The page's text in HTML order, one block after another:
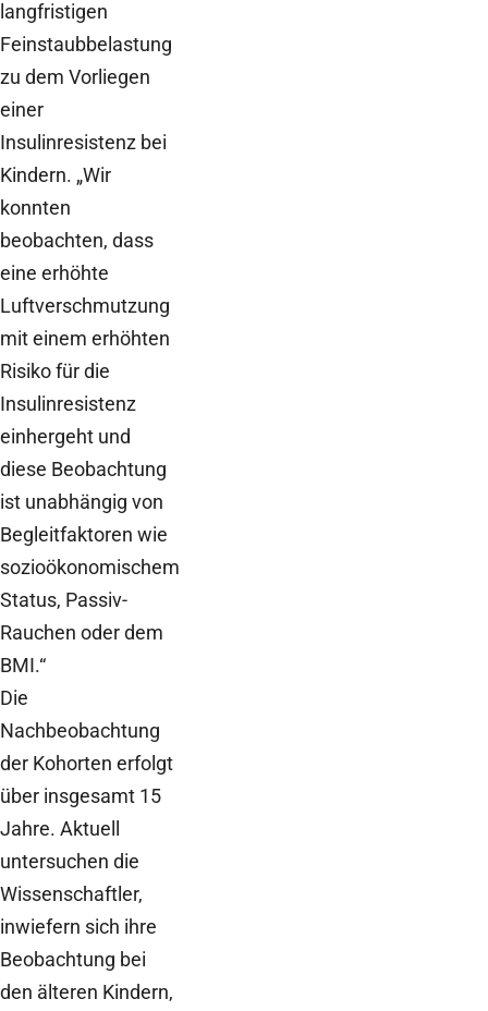
langfristigen
Feinstaubbelastung
zu dem Vorliegen
einer
Insulinresistenz bei
Kindern. „Wir
konnten
beobachten, dass
eine erhöhte
Luftverschmutzung
mit einem erhöhten
Risiko für die
Insulinresistenz
einhergeht und
diese Beobachtung
ist unabhängig von
Begleitfaktoren wie
sozioökonomischem
Status, Passiv-
Rauchen oder dem
BMI.“
Die
Nachbeobachtung
der Kohorten erfolgt
über insgesamt 15
Jahre. Aktuell
untersuchen die
Wissenschaftler,
inwiefern sich ihre
Beobachtung bei
den älteren Kindern,